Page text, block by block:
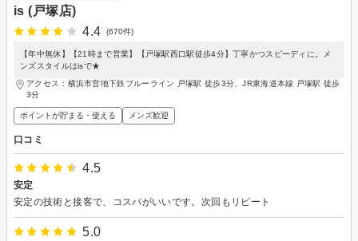
is (戸塚店)
4.4
(670件)
【年中無休】【21時まで営業】【戸塚駅西口駅徒歩4分】丁寧かつスピーディに。メ
ンズスタイルはisで★
アクセス：横浜市営地下鉄ブルーライン 戸塚駅 徒歩3分、JR東海道本線 戸塚駅 徒歩
3分
ポイントが貯まる・使える メンズ歓迎
口コミ
4.5
安定
安定の技術と接客で、コスパがいいです。次回もリピート
5.0